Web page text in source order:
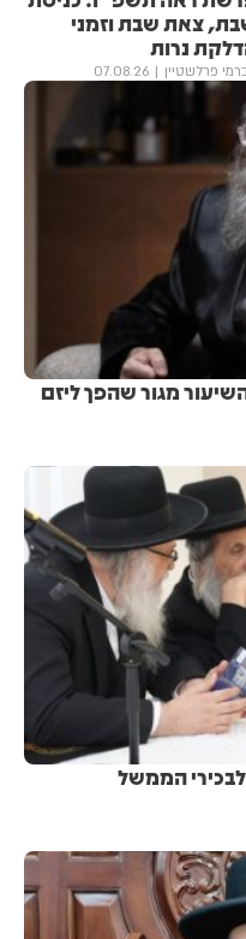
צאת שבת וזמני
נרות
פרלשטיין 07.08.26
מגור שהפך ליזם
לבכירי הממשל